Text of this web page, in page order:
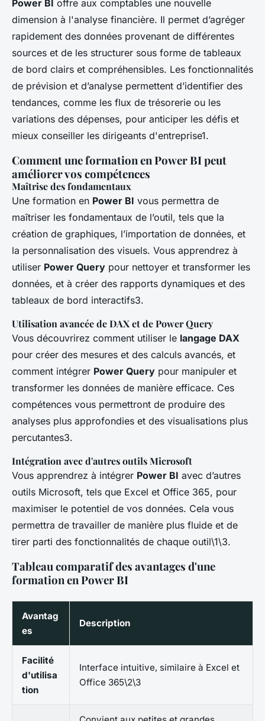
Power BI offre aux comptables une nouvelle
dimension à l'analyse financière. Il permet d’agréger
rapidement des données provenant de différentes
sources et de les structurer sous forme de tableaux
de bord clairs et compréhensibles. Les fonctionnalités
de prévision et d’analyse permettent d’identifier des
tendances, comme les flux de trésorerie ou les
variations des dépenses, pour anticiper les défis et
mieux conseiller les dirigeants d'entreprise1.
Comment une formation en Power BI peut
améliorer vos compétences
Maîtrise des fondamentaux
Une formation en Power BI vous permettra de
maîtriser les fondamentaux de l’outil, tels que la
création de graphiques, l’importation de données, et
la personnalisation des visuels. Vous apprendrez à
utiliser Power Query pour nettoyer et transformer les
données, et à créer des rapports dynamiques et des
tableaux de bord interactifs3.
Utilisation avancée de DAX et de Power Query
Vous découvrirez comment utiliser le langage DAX
pour créer des mesures et des calculs avancés, et
comment intégrer Power Query pour manipuler et
transformer les données de manière efficace. Ces
compétences vous permettront de produire des
analyses plus approfondies et des visualisations plus
percutantes3.
Intégration avec d'autres outils Microsoft
Vous apprendrez à intégrer Power BI avec d’autres
outils Microsoft, tels que Excel et Office 365, pour
maximiser le potentiel de vos données. Cela vous
permettra de travailler de manière plus fluide et de
tirer parti des fonctionnalités de chaque outil\1\3.
Tableau comparatif des avantages d'une
formation en Power BI
Avantag
es
Description
Facilité
d'utilisa
tion
Interface intuitive, similaire à Excel et
Office 365\2\3